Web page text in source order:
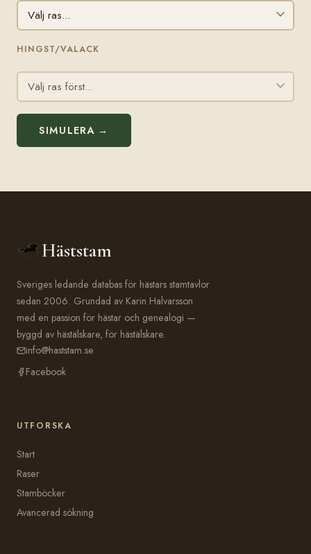
HINGST/VALACK
SIMULERA →
Häststam
Sveriges ledande databas för hästars stamtavlor
sedan 2006. Grundad av Karin Halvarsson
med en passion för hästar och genealogi —
byggd av hästälskare, för hästälskare.
info@haststam.se
Facebook
UTFORSKA
Start
Raser
Stamböcker
Avancerad sökning